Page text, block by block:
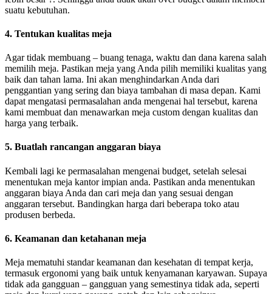
suatu kebutuhan.
4. Tentukan kualitas meja
Agar tidak membuang – buang tenaga, waktu dan dana karena salah
memilih meja. Pastikan meja yang Anda pilih memiliki kualitas yang
baik dan tahan lama. Ini akan menghindarkan Anda dari
penggantian yang sering dan biaya tambahan di masa depan. Kami
dapat mengatasi permasalahan anda mengenai hal tersebut, karena
kami membuat dan menawarkan meja custom dengan kualitas dan
harga yang terbaik.
5. Buatlah rancangan anggaran biaya
Kembali lagi ke permasalahan mengenai budget, setelah selesai
menentukan meja kantor impian anda. Pastikan anda menentukan
anggaran biaya Anda dan cari meja dan yang sesuai dengan
anggaran tersebut. Bandingkan harga dari beberapa toko atau
produsen berbeda.
6. Keamanan dan ketahanan meja
Meja mematuhi standar keamanan dan kesehatan di tempat kerja,
termasuk ergonomi yang baik untuk kenyamanan karyawan. Supaya
tidak ada gangguan – gangguan yang semestinya tidak ada, seperti